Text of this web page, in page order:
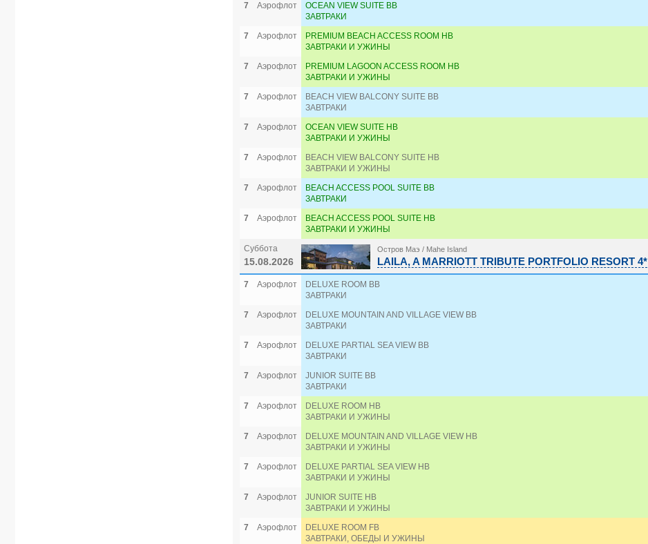
7 Аэрофлот
OCEAN VIEW SUITE BB
ЗАВТРАКИ
7 Аэрофлот
PREMIUM BEACH ACCESS ROOM HB
ЗАВТРАКИ И УЖИНЫ
7 Аэрофлот
PREMIUM LAGOON ACCESS ROOM HB
ЗАВТРАКИ И УЖИНЫ
7 Аэрофлот
BEACH VIEW BALCONY SUITE BB
ЗАВТРАКИ
7 Аэрофлот
OCEAN VIEW SUITE HB
ЗАВТРАКИ И УЖИНЫ
7 Аэрофлот
BEACH VIEW BALCONY SUITE HB
ЗАВТРАКИ И УЖИНЫ
7 Аэрофлот
BEACH ACCESS POOL SUITE BB
ЗАВТРАКИ
7 Аэрофлот
BEACH ACCESS POOL SUITE HB
ЗАВТРАКИ И УЖИНЫ
Суббота
15.08.2026
Остров Маэ / Mahe Island
LAILA, A MARRIOTT TRIBUTE PORTFOLIO RESORT 4*
7 Аэрофлот
DELUXE ROOM BB
ЗАВТРАКИ
7 Аэрофлот
DELUXE MOUNTAIN AND VILLAGE VIEW BB
ЗАВТРАКИ
7 Аэрофлот
DELUXE PARTIAL SEA VIEW BB
ЗАВТРАКИ
7 Аэрофлот
JUNIOR SUITE BB
ЗАВТРАКИ
7 Аэрофлот
DELUXE ROOM HB
ЗАВТРАКИ И УЖИНЫ
7 Аэрофлот
DELUXE MOUNTAIN AND VILLAGE VIEW HB
ЗАВТРАКИ И УЖИНЫ
7 Аэрофлот
DELUXE PARTIAL SEA VIEW HB
ЗАВТРАКИ И УЖИНЫ
7 Аэрофлот
JUNIOR SUITE HB
ЗАВТРАКИ И УЖИНЫ
7 Аэрофлот
DELUXE ROOM FB
ЗАВТРАКИ, ОБЕДЫ И УЖИНЫ